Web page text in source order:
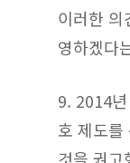
이러한 의
영하겠다
9. 2014
호 제도를
것을 권고